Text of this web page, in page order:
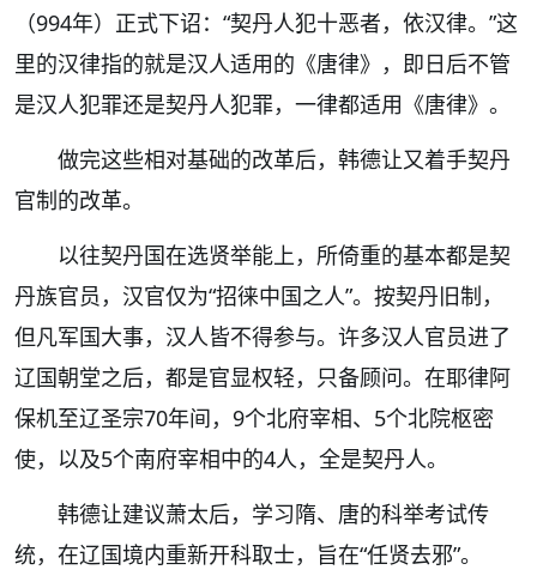
（994年）正式下诏：“契丹人犯十恶者，依汉律。”这
里的汉律指的就是汉人适用的《唐律》，即日后不管
是汉人犯罪还是契丹人犯罪，一律都适用《唐律》。
做完这些相对基础的改革后，韩德让又着手契丹
官制的改革。
以往契丹国在选贤举能上，所倚重的基本都是契
丹族官员，汉官仅为“招徕中国之人”。按契丹旧制，
但凡军国大事，汉人皆不得参与。许多汉人官员进了
辽国朝堂之后，都是官显权轻，只备顾问。在耶律阿
保机至辽圣宗70年间，9个北府宰相、5个北院枢密
使，以及5个南府宰相中的4人，全是契丹人。
韩德让建议萧太后，学习隋、唐的科举考试传
统，在辽国境内重新开科取士，旨在“任贤去邪”。